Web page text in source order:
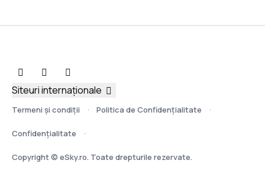
Termeni şi condiţii Politica de Confidențialitate
Confidențialitate
Copyright © eSky.ro. Toate drepturile rezervate.
Siteuri internaționale